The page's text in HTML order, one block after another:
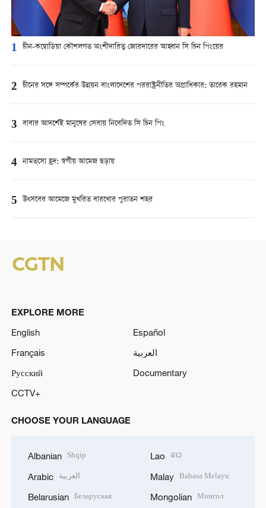
1 চীন-কম্বোডিয়া কৌশলগত অংশীদারিত্ব জোরদারের আহ্বান সি চিন পিংয়ের
2 চীনের সঙ্গে সম্পর্কের উন্নয়ন বাংলাদেশের পররাষ্ট্রনীতির অগ্রাধিকার: তারেক রহমান
3 বাবার আদর্শেই মানুষের সেবায় নিবেদিত সি চিন পিং
4 নামত্‌সো হ্রদ: স্বর্গীয় আমেজ ছড়ায়
5 উত্সবের আমেজে মুখরিত বারখোর পুরাতন শহর
EXPLORE MORE
English
Español
Français
العربية
Русский
Documentary
CCTV+
CHOOSE YOUR LANGUAGE
Albanian Shqip
Arabic العربية
Belarusian Беларуская
Lao ລາວ
Malay Bahasa Melayu
Mongolian Монгол